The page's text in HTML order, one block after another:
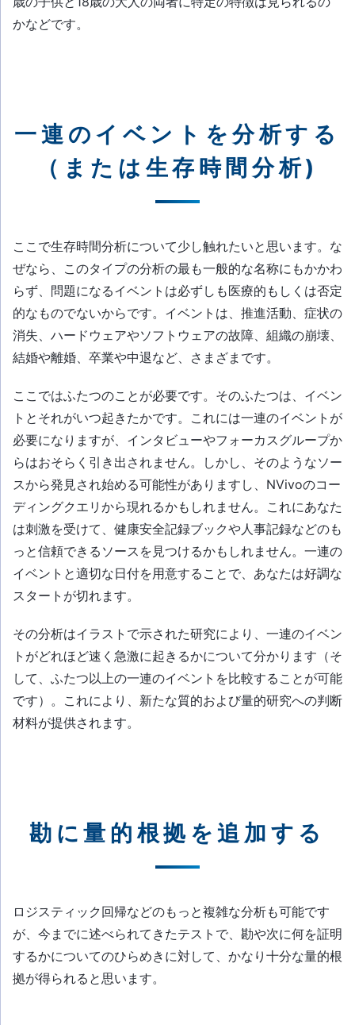
かなどです。
一連のイベントを分析する
（または生存時間分析)
ここで生存時間分析について少し触れたいと思います。な
ぜなら、このタイプの分析の最も一般的な名称にもかかわ
らず、問題になるイベントは必ずしも医療的もしくは否定
的なものでないからです。イベントは、推進活動、症状の
消失、ハードウェアやソフトウェアの故障、組織の崩壊、
結婚や離婚、卒業や中退など、さまざまです。
ここではふたつのことが必要です。そのふたつは、イベン
トとそれがいつ起きたかです。これには一連のイベントが
必要になりますが、インタビューやフォーカスグループか
らはおそらく引き出されません。しかし、そのようなソー
スから発見され始める可能性がありますし、NVivoのコー
ディングクエリから現れるかもしれません。これにあなた
は刺激を受けて、健康安全記録ブックや人事記録などのも
っと信頼できるソースを見つけるかもしれません。一連の
イベントと適切な日付を用意することで、あなたは好調な
スタートが切れます。
その分析はイラストで示された研究により、一連のイベン
トがどれほど速く急激に起きるかについて分かります（そ
して、ふたつ以上の一連のイベントを比較することが可能
です）。これにより、新たな質的および量的研究への判断
材料が提供されます。
勘に量的根拠を追加する
ロジスティック回帰などのもっと複雑な分析も可能です
が、今までに述べられてきたテストで、勘や次に何を証明
するかについてのひらめきに対して、かなり十分な量的根
拠が得られると思います。